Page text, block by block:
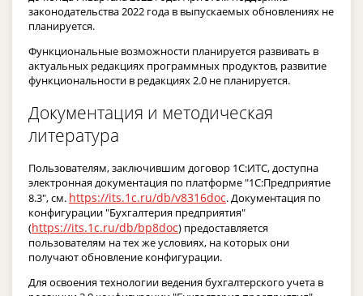
законодательства 2022 года в выпускаемых обновлениях не
планируется.
Функциональные возможности планируется развивать в
актуальных редакциях программных продуктов, развитие
функциональности в редакциях 2.0 не планируется.
Документация и методическая
литература
Пользователям, заключившим договор 1С:ИТС, доступна
электронная документация по платформе "1С:Предприятие
8.3", см. https://its.1c.ru/db/v8316doc. Документация по
конфигурации "Бухгалтерия предприятия"
(https://its.1c.ru/db/bp8doc) предоставляется
пользователям на тех же условиях, на которых они
получают обновление конфигурации.
Для освоения технологии ведения бухгалтерского учета в